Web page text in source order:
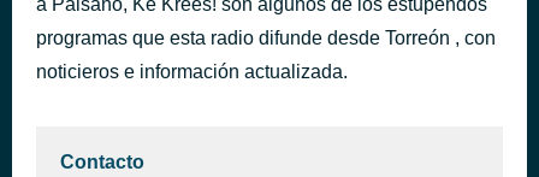
SE ME CLAVA
La Leyenda, Pesado
hace 12 horas
a Paisano, Ke Krees! son algunos de los estupendos
programas que esta radio difunde desde Torreón , con
noticieros e información actualizada.
Contacto